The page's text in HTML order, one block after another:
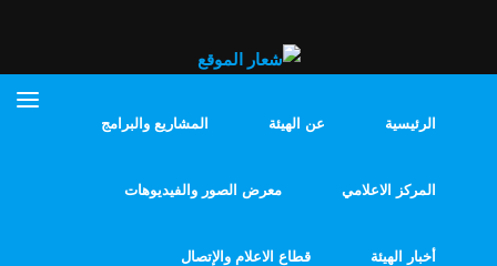
الرئيسية عن الهيئة المشاريع والبرامج
المركز الاعلامي معرض الصور والفيديوهات
أخبار الهيئة قطاع الاعلام والإتصال